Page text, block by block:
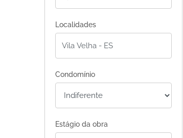
Localidades
Condomínio
Estágio da obra